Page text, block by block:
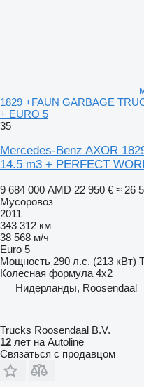
1829 +FAUN GARBAGE
+ EURO 5
35
Mercedes-Benz AXOR
14.5 m3 + PERFECT
9 684 000 AMD 22 950 € ≈ 26
Мусоровоз
2011
343 312 км
38 568 м/ч
Euro 5
Мощность 290 л.с. (213 кВт)
Колесная формула 4x2
Нидерланды, Roosendaal
Trucks Roosendaal B.V.
12 лет на Autoline
Связаться с продавцом